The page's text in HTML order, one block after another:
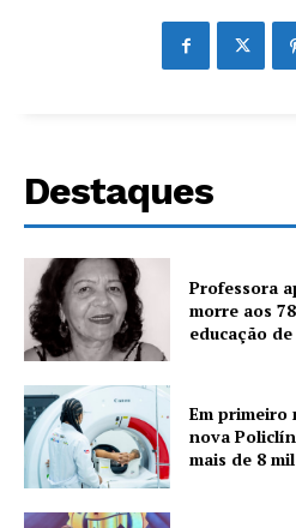
Destaques
Professora
morre aos
educação
Em primeiro
nova
mais de 8